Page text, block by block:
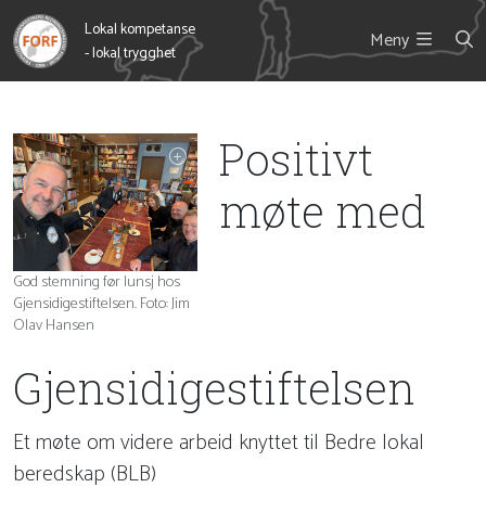
Lokal kompetanse
- lokal trygghet
Meny
God stemning før lunsj hos
Gjensidigestiftelsen. Foto: Jim
Olav Hansen
Positivt
møte med
Gjensidigestiftelsen
Et møte om videre arbeid knyttet til Bedre lokal
beredskap (BLB)